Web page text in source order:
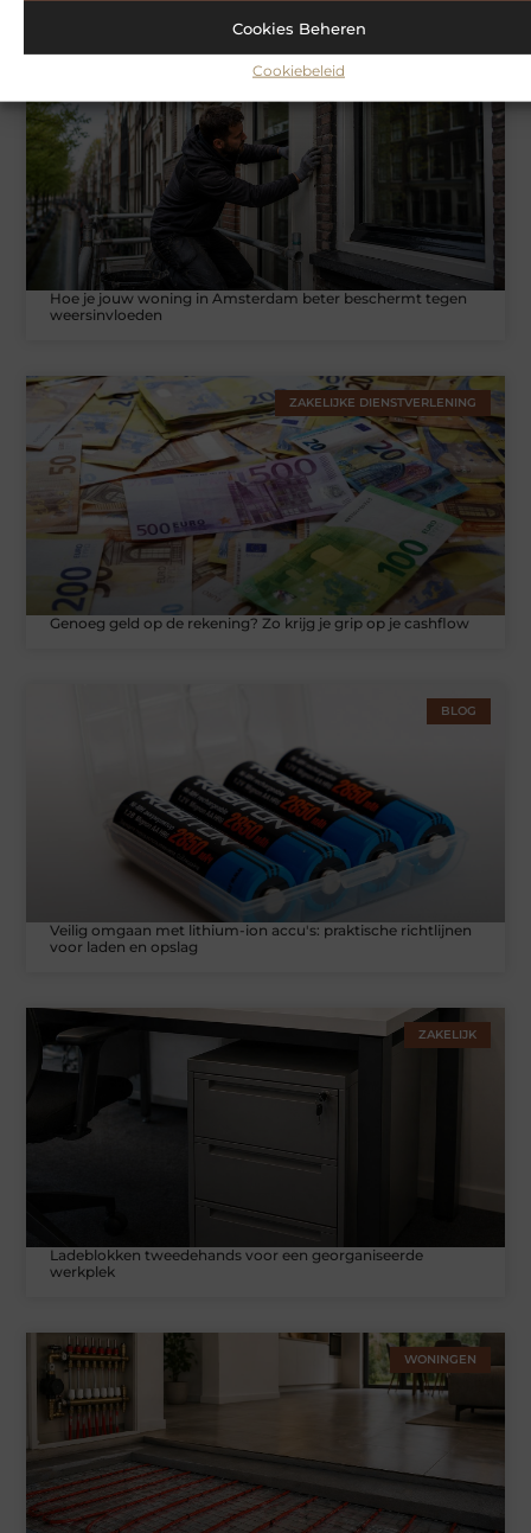
Cookies Beheren
Cookiebeleid
Hoe je jouw woning in Amsterdam beter beschermt tegen
weersinvloeden
ZAKELIJKE DIENSTVERLENING
Genoeg geld op de rekening? Zo krijg je grip op je cashflow
BLOG
Veilig omgaan met lithium-ion accu's: praktische richtlijnen
voor laden en opslag
ZAKELIJK
Ladeblokken tweedehands voor een georganiseerde
werkplek
WONINGEN